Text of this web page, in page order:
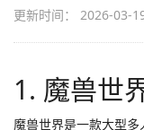
更新时间： 2026-03-
1. 魔兽世
魔兽世界是一款大型